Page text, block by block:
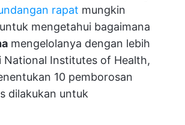
rapat mungkin
mengetahui bagaimana
mengelolanya dengan lebih
National Institutes of Health,
10 pemborosan
dilakukan untuk